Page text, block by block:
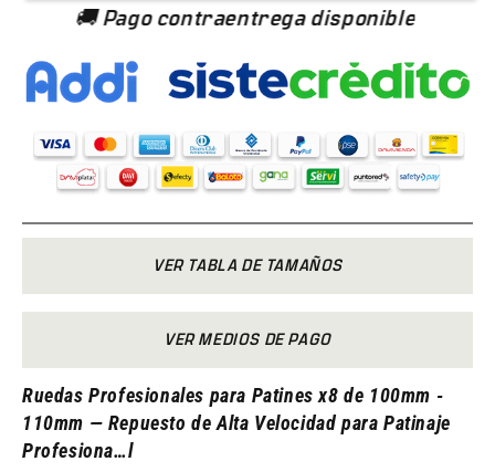
🚚 Pago contraentrega disponible
VER TABLA DE TAMAÑOS
VER MEDIOS DE PAGO
Ruedas Profesionales para Patines x8 de 100mm -
110mm — Repuesto de Alta Velocidad para Patinaje
Profesiona…l